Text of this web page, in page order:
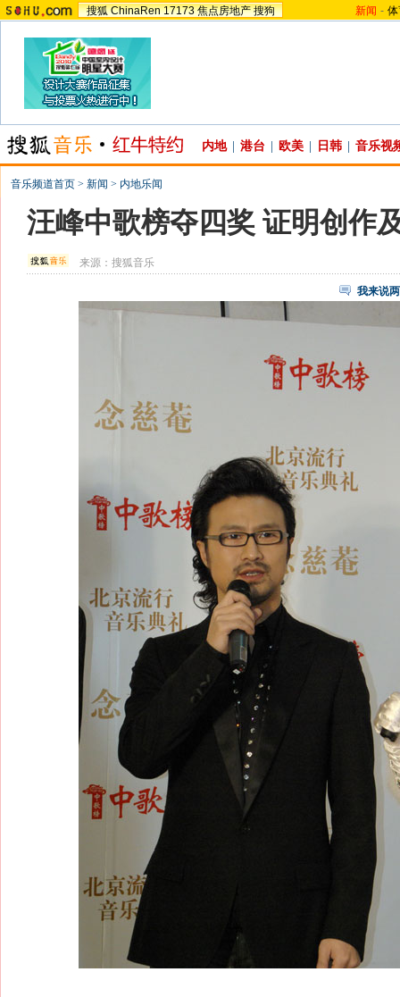
搜狐 ChinaRen 17173 焦点房地产 搜狗 新闻 -
内地 港台 欧美 日韩 音乐视
音乐频道首页 > 新闻 > 内地乐闻
汪峰中歌榜夺四奖 证明创作
来源：搜狐音乐
我来说